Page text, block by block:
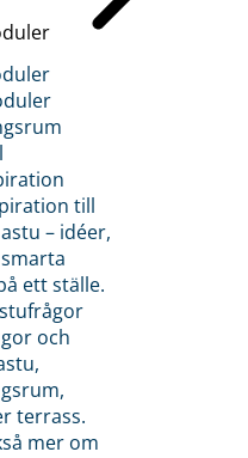
till
– idéer,
ett ställe.
och
terrass.
mer om